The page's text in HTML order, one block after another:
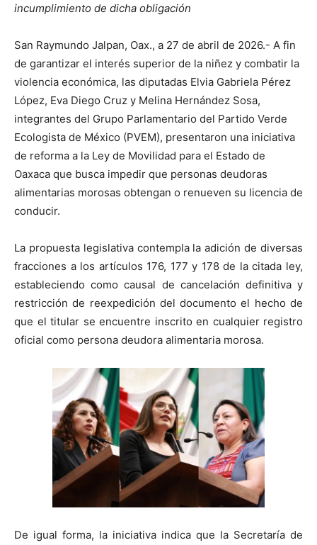
incumplimiento de dicha obligación
San Raymundo Jalpan, Oax., a 27 de abril de 2026.- A fin
de garantizar el interés superior de la niñez y combatir la
violencia económica, las diputadas Elvia Gabriela Pérez
López, Eva Diego Cruz y Melina Hernández Sosa,
integrantes del Grupo Parlamentario del Partido Verde
Ecologista de México (PVEM), presentaron una iniciativa
de reforma a la Ley de Movilidad para el Estado de
Oaxaca que busca impedir que personas deudoras
alimentarias morosas obtengan o renueven su licencia de
conducir.
La propuesta legislativa contempla la adición de diversas
fracciones a los artículos 176, 177 y 178 de la citada ley,
estableciendo como causal de cancelación definitiva y
restricción de reexpedición del documento el hecho de
que el titular se encuentre inscrito en cualquier registro
oficial como persona deudora alimentaria morosa.
De igual forma, la iniciativa indica que la Secretaría de